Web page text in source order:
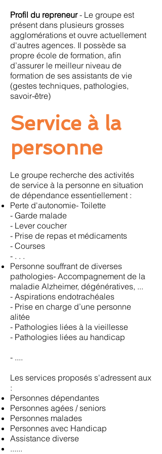
Profil du repreneur- Le groupe est
présent dans plusieurs grosses
agglomérations et ouvre actuellement
d'autres agences. Il possède sa
propre école de formation, afin
d’assurer le meilleur niveau de
formation de ses assistants de vie
(gestes techniques, pathologies,
savoir-être)
Service à la
personne
Le groupe recherche des activités
de service à la personne en situation
de dépendance essentiellement :
Perte d'autonomie- Toilette
- Garde malade
- Lever coucher
- Prise de repas et médicaments
- Courses
- . . .
Personne souffrant de diverses
pathologies- Accompagnement de la
maladie Alzheimer, dégénératives, ...
- Aspirations endotrachéales
- Prise en charge d’une personne
alitée
- Pathologies liées à la vieillesse
- Pathologies liées au handicap
- ....
Les services proposés s'adressent aux
:
Personnes dépendantes
Personnes agées / seniors
Personnes malades
Personnes avec Handicap
Assistance diverse
......